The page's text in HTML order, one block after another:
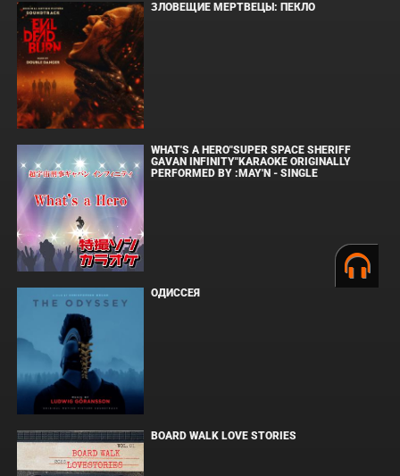
ЗЛОВЕЩИЕ МЕРТВЕЦЫ: ПЕКЛО
WHAT'S A HERO"SUPER SPACE SHERIFF
GAVAN INFINITY"KARAOKE ORIGINALLY
PERFORMED BY :MAY'N - SINGLE
ОДИССЕЯ
BOARD WALK LOVE STORIES